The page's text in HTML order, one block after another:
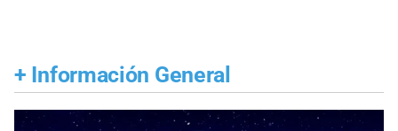
+ Información General